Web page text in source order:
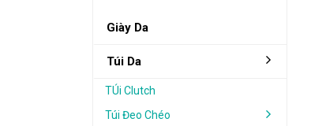
Giày Da
Túi Da
TÚi Clutch
Túi Đeo Chéo